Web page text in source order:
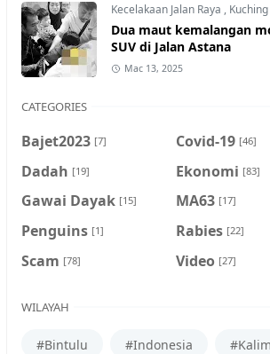
Kecelakaan Jalan Raya , Kuching
Dua maut kemalangan
SUV di Jalan Astana
Mac 13, 2025
CATEGORIES
Bajet2023 [7] Covid-19 [46]
Dadah [19] Ekonomi [83]
Gawai Dayak [15] MA63 [17]
Penguins [1] Rabies [22]
Scam [78] Video [27]
WILAYAH
#Bintulu #Indonesia